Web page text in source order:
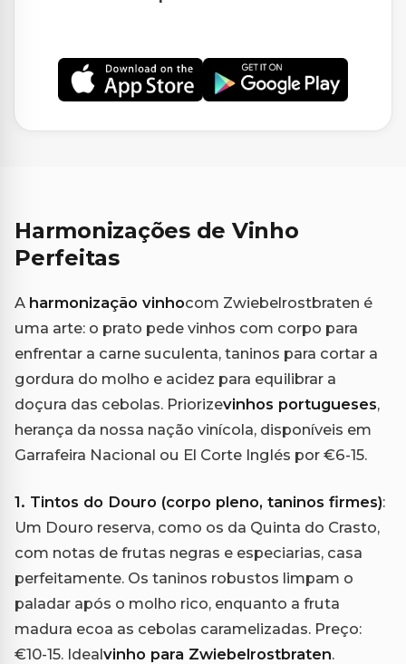
Harmonizações de Vinho
Perfeitas
A harmonização vinhocom Zwiebelrostbraten é
uma arte: o prato pede vinhos com corpo para
enfrentar a carne suculenta, taninos para cortar a
gordura do molho e acidez para equilibrar a
doçura das cebolas. Priorizevinhos portugueses,
herança da nossa nação vinícola, disponíveis em
Garrafeira Nacional ou El Corte Inglés por €6-15.
1. Tintos do Douro (corpo pleno, taninos firmes):
Um Douro reserva, como os da Quinta do Crasto,
com notas de frutas negras e especiarias, casa
perfeitamente. Os taninos robustos limpam o
paladar após o molho rico, enquanto a fruta
madura ecoa as cebolas caramelizadas. Preço:
€10-15. Idealvinho para Zwiebelrostbraten.